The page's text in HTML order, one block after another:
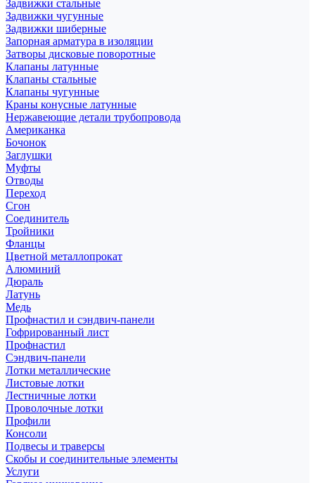
Задвижки стальные
Задвижки чугунные
Задвижки шиберные
Запорная арматура в изоляции
Затворы дисковые поворотные
Клапаны латунные
Клапаны стальные
Клапаны чугунные
Краны конусные латунные
Нержавеющие детали трубопровода
Американка
Бочонок
Заглушки
Муфты
Отводы
Переход
Сгон
Соединитель
Тройники
Фланцы
Цветной металлопрокат
Алюминий
Дюраль
Латунь
Медь
Профнастил и сэндвич-панели
Гофрированный лист
Профнастил
Сэндвич-панели
Лотки металлические
Листовые лотки
Лестничные лотки
Проволочные лотки
Профили
Консоли
Подвесы и траверсы
Скобы и соединительные элементы
Услуги